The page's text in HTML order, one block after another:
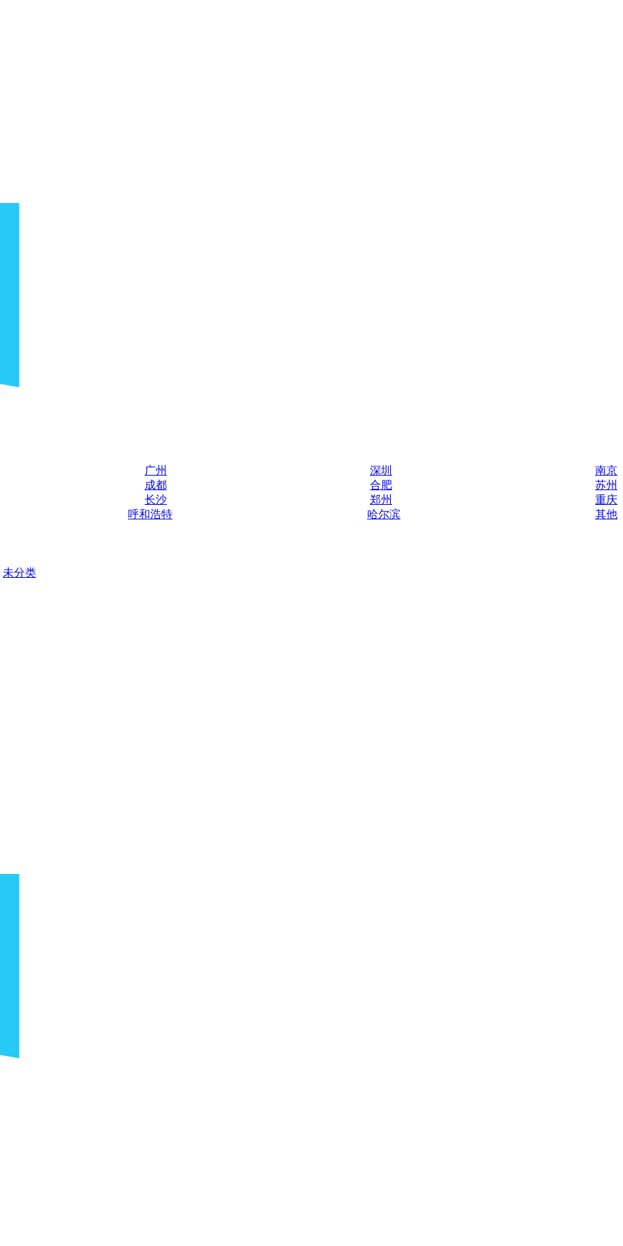
广州 深圳
南京
成都 合肥
苏州
长沙 郑州
重庆
呼和浩特 哈尔滨
其他
未分类